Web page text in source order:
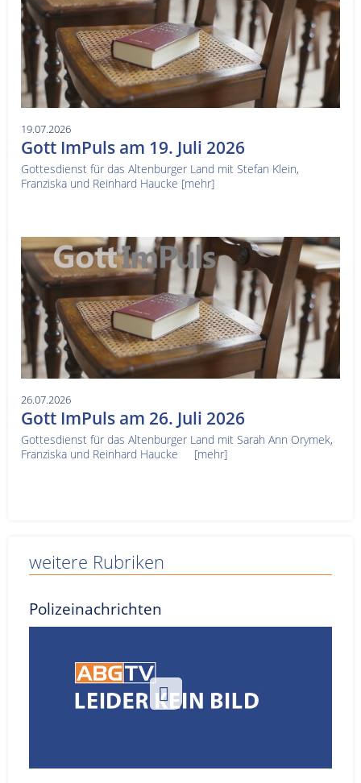
19.07.2026
Gott ImPuls am 19. Juli 2026
Gottesdienst für das Altenburger Land mit Stefan Klein,
Franziska und Reinhard Haucke [mehr]
26.07.2026
Gott ImPuls am 26. Juli 2026
Gottesdienst für das Altenburger Land mit Sarah Ann Orymek,
Franziska und Reinhard Haucke [mehr]
weitere Rubriken
Polizeinachrichten